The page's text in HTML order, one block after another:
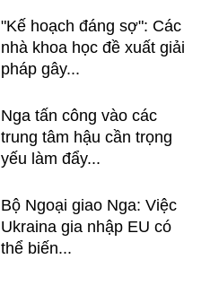
"Kế hoạch đáng sợ": Các
nhà khoa học đề xuất giải
pháp gây...
Nga tấn công vào các
trung tâm hậu cần trọng
yếu làm đẩy...
Bộ Ngoại giao Nga: Việc
Ukraina gia nhập EU có
thể biến...